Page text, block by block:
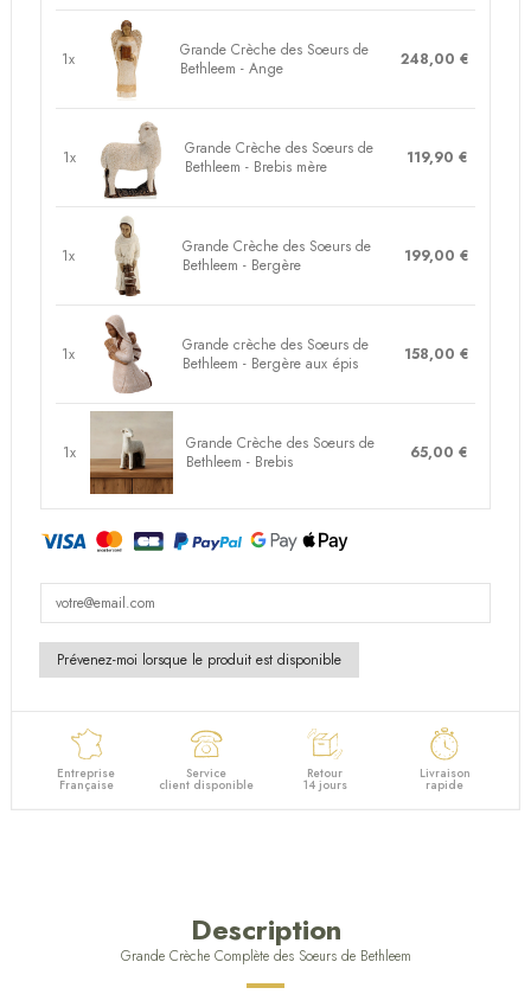
1x
Grande Crèche des Soeurs de
Bethleem - Ange
248,00 €
1x
Grande Crèche des Soeurs de
Bethleem - Brebis mère
119,90 €
1x
Grande Crèche des Soeurs de
Bethleem - Bergère
199,00 €
1x
Grande crèche des Soeurs de
Bethleem - Bergère aux épis
158,00 €
1x
Grande Crèche des Soeurs de
Bethleem - Brebis
65,00 €
Entreprise
Française
Service
client disponible
Retour
14 jours
Livraison
rapide
Description
Grande Crèche Complète des Soeurs de Bethleem